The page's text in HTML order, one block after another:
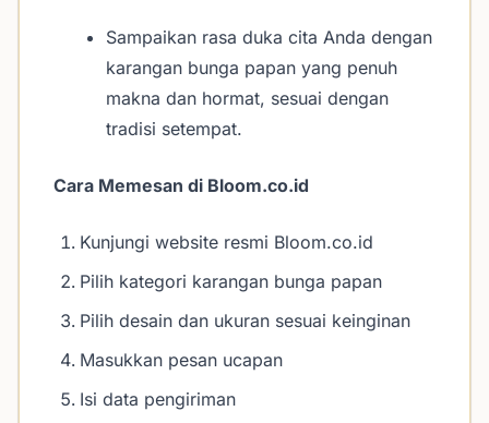
Sampaikan rasa duka cita Anda dengan
karangan bunga papan yang penuh
makna dan hormat, sesuai dengan
tradisi setempat.
Cara Memesan di Bloom.co.id
Kunjungi website resmi Bloom.co.id
Pilih kategori karangan bunga papan
Pilih desain dan ukuran sesuai keinginan
Masukkan pesan ucapan
Isi data pengiriman